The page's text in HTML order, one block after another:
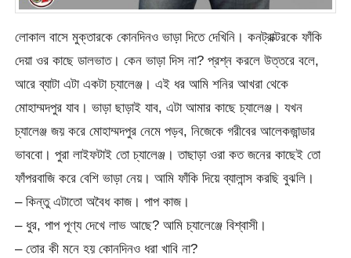
লোকাল বাসে মুক্তারকে কোনদিনও ভাড়া দিতে দেখিনি। কনট্রাক্টরকে ফাঁকি
দেয়া ওর কাছে ডালভাত। কেন ভাড়া দিস না? প্রশ্ন করলে উত্তরে বলে,
আরে ব্যাটা এটা একটা চ্যালেঞ্জ। এই ধর আমি শনির আখরা থেকে
মোহাম্মদপুর যাব। ভাড়া ছাড়াই যাব, এটা আমার কাছে চ্যালেঞ্জ। যখন
চ্যালেঞ্জ জয় করে মোহাম্মদপুর নেমে পড়ব, নিজেকে গরীবের আলেকজান্ডার
ভাববো। পুরা লাইফটাই তো চ্যালেঞ্জ। তাছাড়া ওরা কত জনের কাছেই তো
ফাঁপরবাজি করে বেশি ভাড়া নেয়। আমি ফাঁকি দিয়ে ব্যালান্স করছি বুঝলি।
– কিন্তু এটাতো অবৈধ কাজ। পাপ কাজ।
– ধুর, পাপ পূণ্য দেখে লাভ আছে? আমি চ্যালেঞ্জে বিশ্বাসী।
– তোর কী মনে হয় কোনদিনও ধরা খাবি না?